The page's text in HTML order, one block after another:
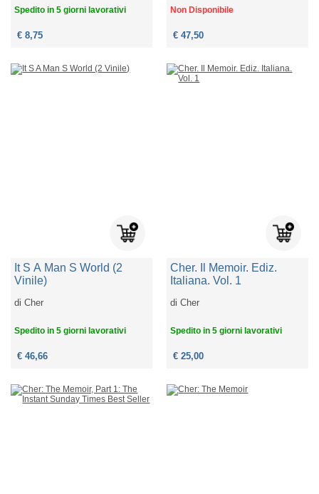
Spedito in 5 giorni lavorativi
€ 8,75
Non Disponibile
€ 47,50
It S A Man S World (2
Vinile)
diCher
Spedito in 5 giorni lavorativi
€ 46,66
Cher. Il Memoir. Ediz.
Italiana. Vol. 1
diCher
Spedito in 5 giorni lavorativi
€ 25,00